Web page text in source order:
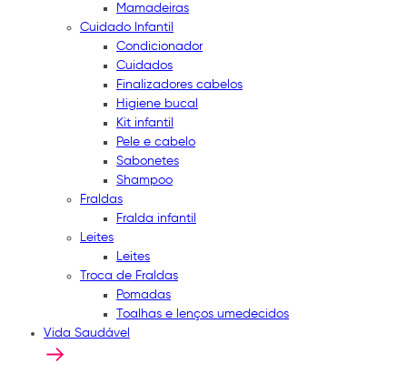
Mamadeiras
Cuidado Infantil
Condicionador
Cuidados
Finalizadores cabelos
Higiene bucal
Kit infantil
Pele e cabelo
Sabonetes
Shampoo
Fraldas
Fralda infantil
Leites
Leites
Troca de Fraldas
Pomadas
Toalhas e lenços umedecidos
Vida Saudável